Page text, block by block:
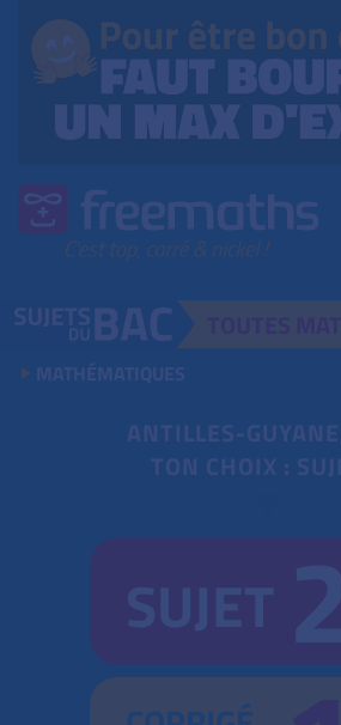
MATHÉMATIQUES
ANTILLES-
TON CHOIX :